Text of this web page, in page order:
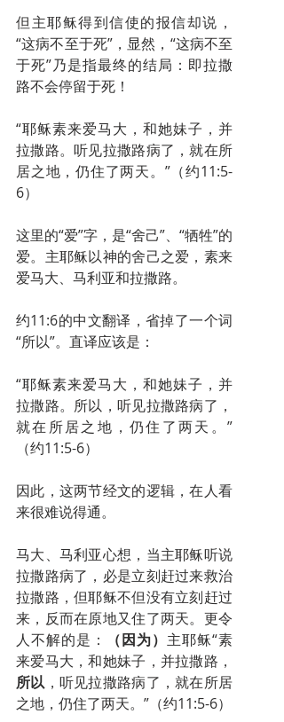
但主耶稣得到信使的报信却说，
“这病不至于死”，显然，“这病不至
于死”乃是指最终的结局：即拉撒
路不会停留于死！
“耶稣素来爱马大，和她妹子，并
拉撒路。听见拉撒路病了，就在所
居之地，仍住了两天。”（约11:5-
6）
这里的“爱”字，是“舍己”、“牺牲”的
爱。主耶稣以神的舍己之爱，素来
爱马大、马利亚和拉撒路。
约11:6的中文翻译，省掉了一个词
“所以”。直译应该是：
“耶稣素来爱马大，和她妹子，并
拉撒路。所以，听见拉撒路病了，
就在所居之地，仍住了两天。”
（约11:5-6）
因此，这两节经文的逻辑，在人看
来很难说得通。
马大、马利亚心想，当主耶稣听说
拉撒路病了，必是立刻赶过来救治
拉撒路，但耶稣不但没有立刻赶过
来，反而在原地又住了两天。更令
人不解的是：
（因为） 主耶稣“素
来爱马大，和她妹子，并拉撒路，
所以 ，听见拉撒路病了，就在所居
之地，仍住了两天。”（约11:5-6）